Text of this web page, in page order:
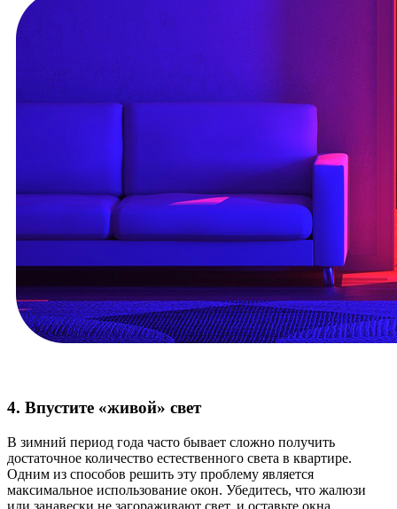
4. Впустите «живой» свет
В зимний период года часто бывает сложно получить
достаточное количество естественного света в квартире.
Одним из способов решить эту проблему является
максимальное использование окон. Убедитесь, что жалюзи
или занавески не загораживают свет, и оставьте окна